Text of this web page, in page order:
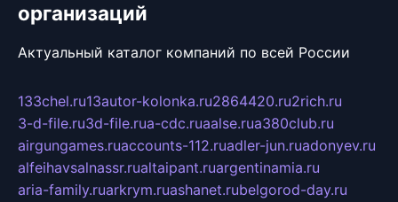
организаций
Актуальный каталог компаний по всей России
133chel.ru13autor-kolonka.ru2864420.ru2rich.ru
3-d-file.ru3d-file.rua-cdc.ruaalse.rua380club.ru
airgungames.ruaccounts-112.ruadler-jun.ruadonyev.ru
alfeihavsalnassr.rualtaipant.ruargentinamia.ru
aria-family.ruarkrym.ruashanet.rubelgorod-day.ru